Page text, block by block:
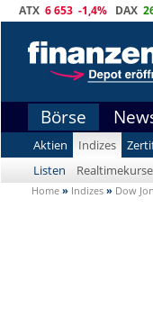
ATX 6 653 -1,4% DAX
Börse
Aktien Indizes
Listen
Realtimekurse
Home » Indizes » Dow